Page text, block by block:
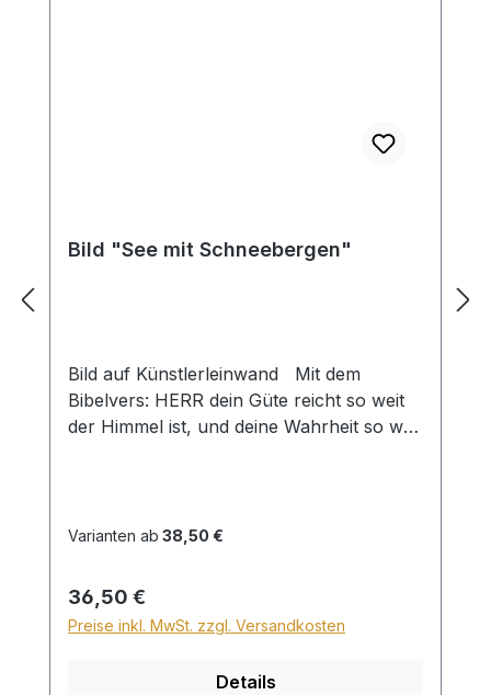
Bild "See mit Schneebergen"
Bild auf Künstlerleinwand Mit dem
Bibelvers: HERR dein Güte reicht so weit
der Himmel ist, und deine Wahrheit so weit
Versand innerhalb Deutschlands ein
28,99€ berechnet. Für den Versand ins
Ausland beträgt der Sperrgutzuschlag
30€.
Varianten ab 38,50 €
Regulärer Preis:
36,50 €
Preise inkl. MwSt. zzgl. Versandkosten
Details